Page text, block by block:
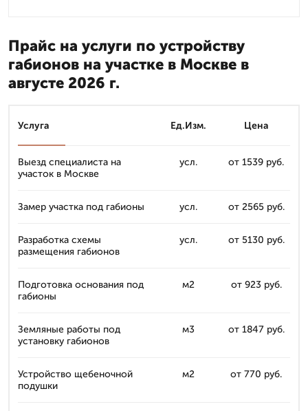
Прайс на услуги по устройству
габионов на участке в Москве в
августе 2026 г.
Услуга Ед.Изм. Цена
Выезд специалиста на
участок в Москве
усл. от 1539 руб.
Замер участка под габионы усл. от 2565 руб.
Разработка схемы
размещения габионов
усл. от 5130 руб.
Подготовка основания под
габионы
м2 от 923 руб.
Земляные работы под
установку габионов
м3 от 1847 руб.
Устройство щебеночной
подушки
м2 от 770 руб.